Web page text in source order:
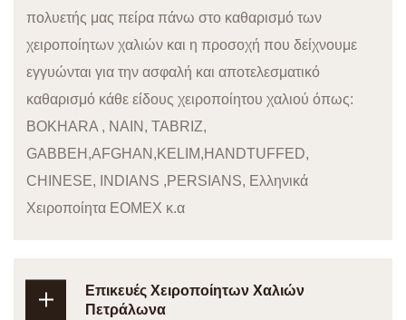
πολυετής μας πείρα πάνω στο καθαρισμό των
χειροποίητων χαλιών και η προσοχή που δείχνουμε
εγγυώνται για την ασφαλή και αποτελεσματικό
καθαρισμό κάθε είδους χειροποίητου χαλιού όπως:
BOKHARA , NAIN, TABRIZ,
GABBEH,AFGHAN,KELIM,HANDTUFFED,
CHINESE, INDIANS ,PERSIANS, Ελληνικά
Χειροποίητα ΕΟΜΕΧ κ.α
Επικευές Χειροποίητων Χαλιών
Πετράλωνα